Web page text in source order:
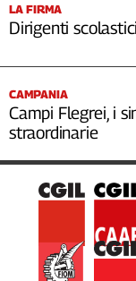
LA FIRMA
Dirigenti
CAMPANIA
Campi Flegrei, i
straordinarie